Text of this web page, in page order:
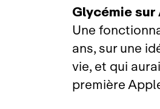
Glycémie
Une
ans, sur une
vie, et qui
première